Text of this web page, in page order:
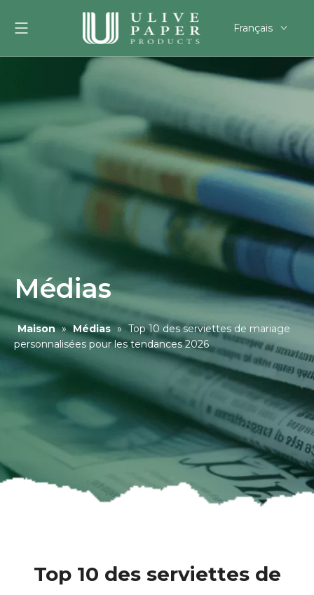
Français
Deutsch
한국어
Filipino
Médias
Maison » Médias » Top 10 des serviettes de mariage
personnalisées pour les tendances 2026
Top 10 des serviettes de